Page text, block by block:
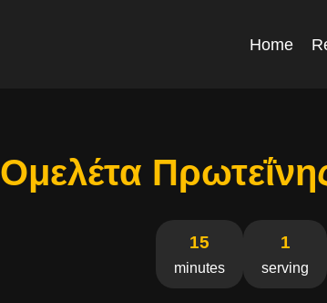
Home
Ομελέτα
15
minutes
1
serving